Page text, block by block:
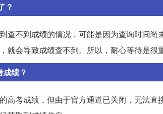
？
查不到成绩的情况，可能是因为查询时间
就会导致成绩查不到。所以，耐心等待是很
绩？
高考成绩，但由于官方通道已关闭，无法